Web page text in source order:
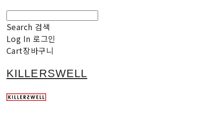
Search 검색
Log In 로그인
Cart장바구니
KILLERSWELL